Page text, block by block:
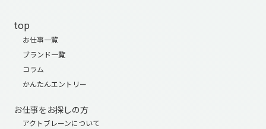
top
お仕事一覧
ブランド一覧
コラム
かんたんエントリー
お仕事をお探しの方
アクトブレーンについて